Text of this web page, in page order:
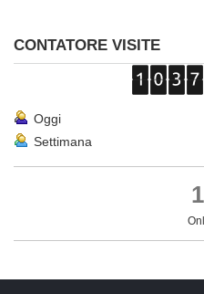
CONTATORE VISITE
Oggi
Settimana